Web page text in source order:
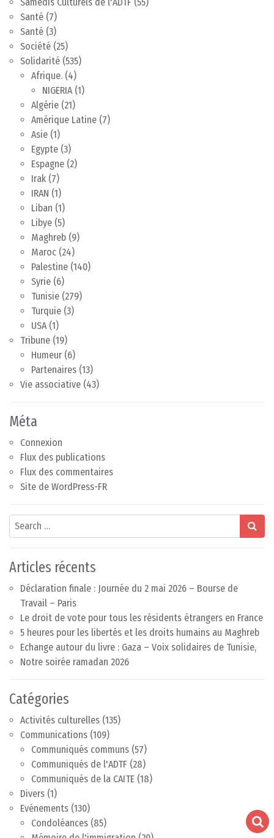
Santé (7)
Santé (3)
Société (25)
Solidarité (535)
Afrique. (4)
NIGERIA(1)
Algérie (21)
Amérique Latine (7)
Asie (1)
Egypte (3)
Espagne (2)
Irak (7)
IRAN (1)
Liban (1)
Libye (5)
Maghreb (9)
Maroc (24)
Palestine (140)
Syrie (6)
Tunisie (279)
Turquie (3)
USA(1)
Tribune (19)
Humeur (6)
Partenaires (13)
Vie associative (43)
Méta
Connexion
Flux des publications
Flux des commentaires
Site de WordPress-FR
Search
Articles récents
Déclaration finale : Journée du 2 mai 2026 – Bourse de
Travail – Paris
Le droit de vote pour tous les résidents étrangers en France
5 heures pour les libertés et les droits humains au Maghreb
Echange autour du livre : Gaza – Voix solidaires de Tunisie,
Notre soirée ramadan 2026
Catégories
Activités culturelles (135)
Communications (109)
Communiqués communs (57)
Communiqués de l'ADTF (28)
Communiqués de la CAITE (18)
Divers (1)
Evénements (130)
Condoléances (85)